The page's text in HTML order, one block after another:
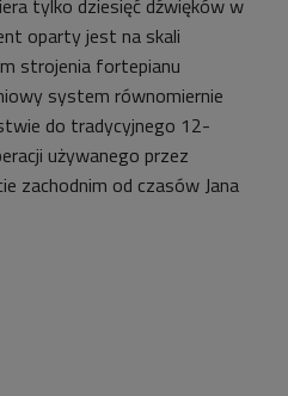
tylko dziesięć dźwięków w
oparty jest na skali
strojenia fortepianu
system równomiernie
do tradycyjnego 12-
używanego przez
zachodnim od czasów Jana